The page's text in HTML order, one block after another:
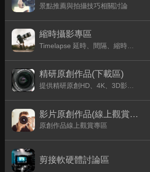
景點推薦與拍攝技巧相關討論
縮時攝影專區
精研原創作品(下載區)
提供精研原創HD、4K、3D影片作品下載專區
影片原創作品(線上觀賞區)
原創作品線上觀賞專區
剪接軟硬體討論區